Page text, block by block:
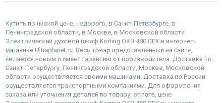
Купить по низкой цене, недорого, в Санкт-Петербурге, в
Ленинградской области, в Москве, в Московской области
Электрический духовой шкаф Korting OKB 480 CEX в интернет-
магазине Ultraplanet.ru. Весь товар представленный на сайте,
является новым и имеет гарантию от производителя. Доставка по
Санкт-Петербургу, Ленинградской области, Москве, Московской
области осуществляется своими машинами. Доставка по России
осуществляется транспортными компаниями. Для оформления
заказа или уточнения деталей по товару, оплате, цене